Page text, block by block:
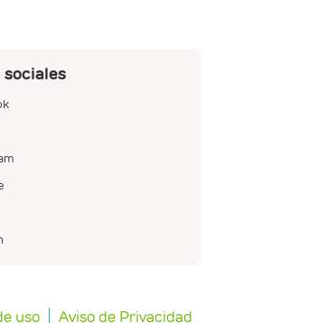
sociales
uso Aviso de Privacidad